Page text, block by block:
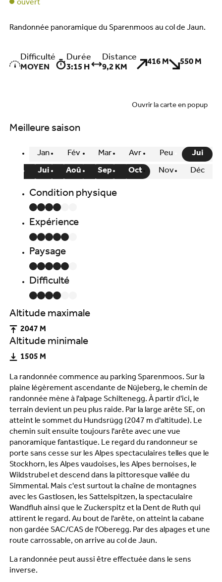
ouvert
Randonnée panoramique du Sparenmoos au col de Jaun.
Difficulté
MOYEN
Durée
3:15 H
Distance
9,2 KM
416 M 550 M
La randonnée commence au parking Sparenmoos. Sur la
plaine légèrement ascendante de Nüjeberg, le chemin de
randonnée mène à l'alpage Schiltenegg. À partir d'ici, le
terrain devient un peu plus raide. Par la large arête SE, on
atteint le sommet du Hundsrügg (2047 m d'altitude). Le
chemin suit ensuite toujours l'arête avec une vue
panoramique fantastique. Le regard du randonneur se
porte sans cesse sur les Alpes spectaculaires telles que le
Stockhorn, les Alpes vaudoises, les Alpes bernoises, le
Wildstrubel et descend dans la pittoresque vallée du
Simmental. Mais c'est surtout la chaîne de montagnes
avec les Gastlosen, les Sattelspitzen, la spectaculaire
Wandfluh ainsi que le Zuckerspitz et la Dent de Ruth qui
attirent le regard. Au bout de l'arête, on atteint la cabane
non gardée SAC/CAS de l'Oberegg. Par des alpages et une
route carrossable, on arrive au col de Jaun.
La randonnée peut aussi être effectuée dans le sens
inverse.
Ouvrir la carte en popup
Meilleure saison
Jan Fév Mar Avr Peu Jui
Jui Aoû Sep Oct Nov Déc
Condition physique
Expérience
Paysage
Difficulté
Altitude maximale
2047 M
Altitude minimale
1505 M